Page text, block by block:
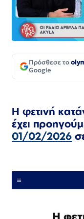
Πρόσθεσε το
Google
Η φετινή
έχει
01/02/2026